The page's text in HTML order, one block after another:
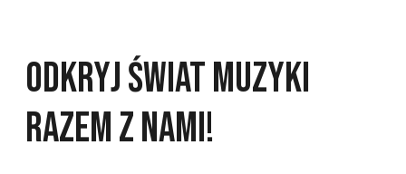
Odkryj świat muzyki
razem z nami!